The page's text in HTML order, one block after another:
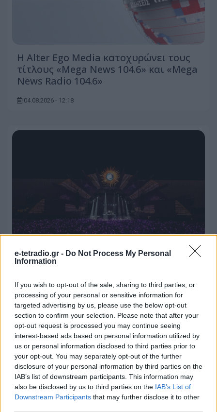
e-tetradio.gr - Do Not Process My Personal
Information
If you wish to opt-out of the sale, sharing to third parties, or
processing of your personal or sensitive information for
targeted advertising by us, please use the below opt-out
section to confirm your selection. Please note that after your
opt-out request is processed you may continue seeing
interest-based ads based on personal information utilized by
us or personal information disclosed to third parties prior to
your opt-out. You may separately opt-out of the further
disclosure of your personal information by third parties on the
IAB’s list of downstream participants. This information may
also be disclosed by us to third parties on the IAB’s List of
Downstream Participants that may further disclose it to other
Η Alter Ego Media κατοχυρώνει τους
τίτλους «Mega News 104.6» και «Mega
News Radio 104.6»
04.08.2026 - 12:18
ZAMNA x PRIMER: Ο λόγος που
φέτος στην Αθήνα
22.07.2026 - 13:31